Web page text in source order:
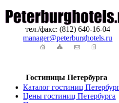
тел./факс: (812) 640-16-04
manager@peterburghotels.ru
Бронирование гостиниц в Петербурге.
Гостиницы Петербурга
Каталог гостиниц
Цены гостиниц Петербурга